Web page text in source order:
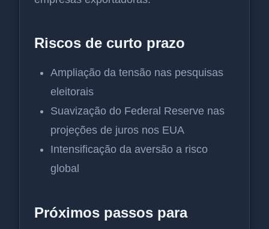
Riscos de curto prazo
Ampliação da tensão nas pesquisas
eleitorais
Suavização do Federal Reserve nas
projeções de juros nos EUA
Intensificação da aversão a risco
global
Próximos passos para